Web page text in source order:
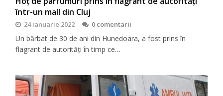
într-un mall din Cluj
24 ianuarie 2022 0 comentarii
Un bărbat de 30 de ani din Hunedoara, a fost prins în
flagrant de autorități în timp ce…